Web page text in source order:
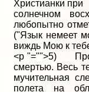
Христианки при
солнечном
любопытно
("Язык немеет
виждь Мою к
<p "="">5)
смертью. Весь
мучительная
полета на